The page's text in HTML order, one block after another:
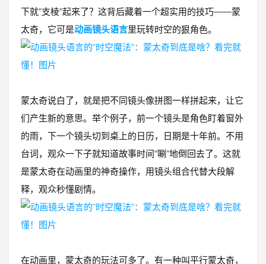
下就“支棱”起来了？这背后藏着一个超实用的技巧——蒙
太奇，它可是动画镜头语言里玩转时空的狠角色。
蒙太奇说白了，就是把不同镜头像拼图一样拼起来，让它
们产生新的意思。举个例子，前一个镜头是角色盯着窗外
的雨，下一个镜头切到桌上的日历，日期是十年前。不用
台词，观众一下子就知道故事时间“唰”地倒回去了。这就
是蒙太奇在动画里的神奇操作，用镜头组合代替大段解
释，观众秒懂剧情。
在动画里，蒙太奇的玩法可多了。有一种叫平行蒙太奇，